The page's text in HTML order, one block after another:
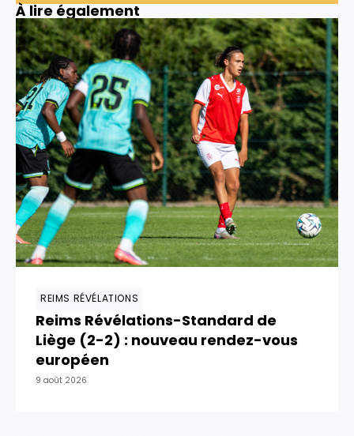
À lire également
REIMS RÉVÉLATIONS
Reims Révélations-Standard de
Liège (2-2) : nouveau rendez-vous
européen
9 août 2026